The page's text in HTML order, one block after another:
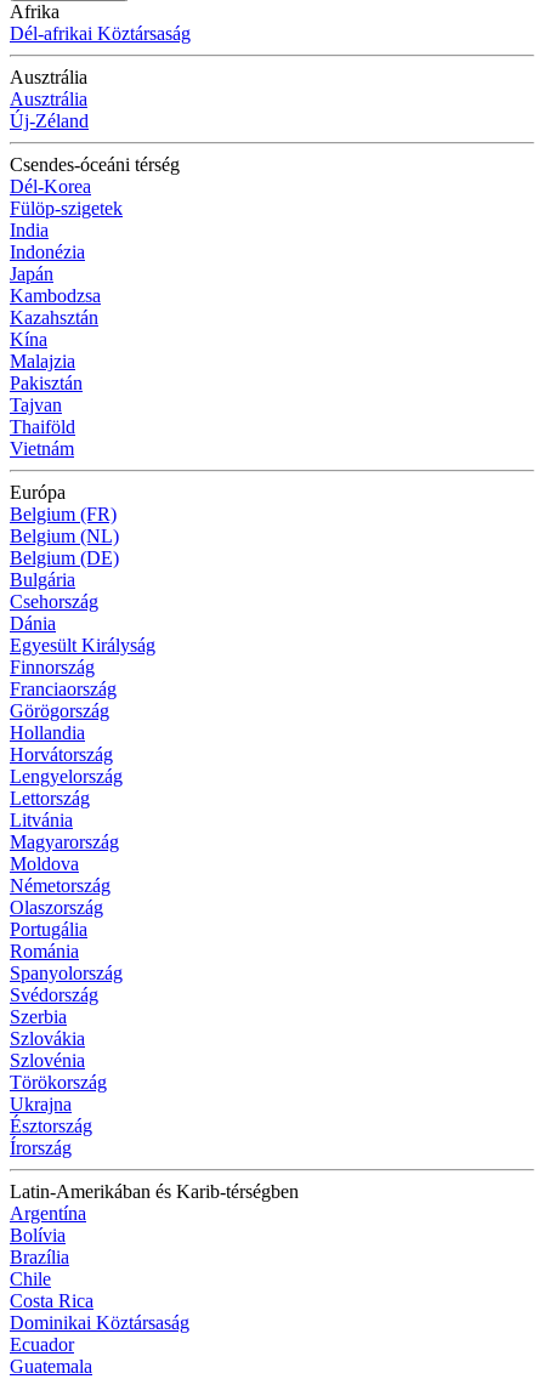
Afrika
Dél-afrikai Köztársaság
Ausztrália
Ausztrália
Új-Zéland
Csendes-óceáni térség
Dél-Korea
Fülöp-szigetek
India
Indonézia
Japán
Kambodzsa
Kazahsztán
Kína
Malajzia
Pakisztán
Tajvan
Thaiföld
Vietnám
Európa
Belgium (FR)
Belgium (NL)
Belgium (DE)
Bulgária
Csehország
Dánia
Egyesült Királyság
Finnország
Franciaország
Görögország
Hollandia
Horvátország
Lengyelország
Lettország
Litvánia
Magyarország
Moldova
Németország
Olaszország
Portugália
Románia
Spanyolország
Svédország
Szerbia
Szlovákia
Szlovénia
Törökország
Ukrajna
Észtország
Írország
Latin-Amerikában és Karib-térségben
Argentína
Bolívia
Brazília
Chile
Costa Rica
Dominikai Köztársaság
Ecuador
Guatemala